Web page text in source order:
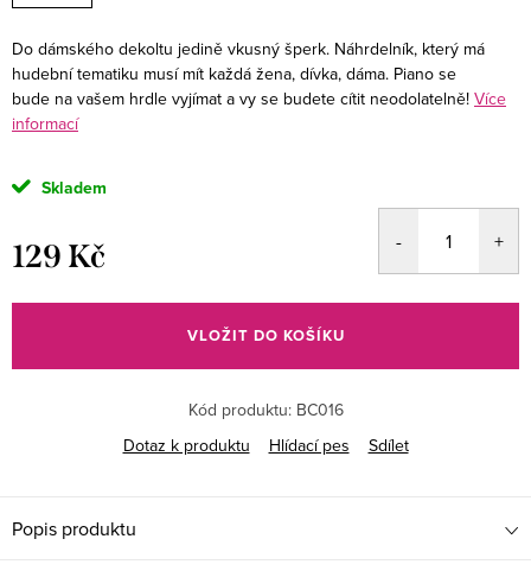
Do dámského dekoltu jedině vkusný šperk. Náhrdelník, který má
hudební tematiku musí mít každá žena, dívka, dáma. Piano se
bude na vašem hrdle vyjímat a vy se budete cítit neodolatelně! Více
informací
Skladem
129 Kč
cena:
VLOŽIT DO KOŠÍKU
Kód produktu: BC016
Dotaz k produktu
Hlídací pes Sdílet
Popis produktu